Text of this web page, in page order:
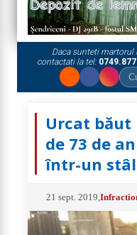
Daca sunteti martorul
contactati la tel:
Urcat băut
de 73 de
într-un
21 sept. 2019 ,